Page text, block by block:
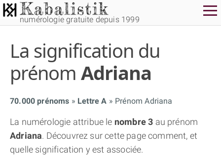
numérologie gratuite depuis 1999
La signification du
prénom Adriana
70.000 prénoms Lettre A Prénom Adriana
La numérologie attribue le nombre 3 au prénom
Adriana. Découvrez sur cette page comment, et
quelle signification y est associée.
THÈME GRATUIT
THÈME NUMÉROLOGIQUE APPROFONDI